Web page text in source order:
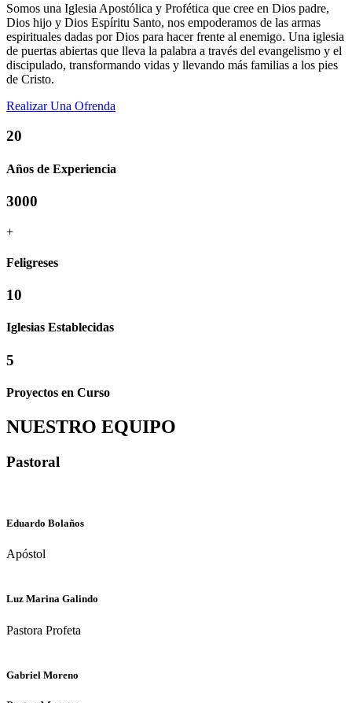
Somos una Iglesia Apostólica y Profética que cree en Dios padre,
Dios hijo y Dios Espíritu Santo, nos empoderamos de las armas
espirituales dadas por Dios para hacer frente al enemigo. Una iglesia
de puertas abiertas que lleva la palabra a través del evangelismo y el
discipulado, transformando vidas y llevando más familias a los pies
de Cristo.
Realizar Una Ofrenda
20
Años de Experiencia
3000
+
Feligreses
10
Iglesias Establecidas
5
Proyectos en Curso
NUESTRO EQUIPO
Pastoral
Eduardo Bolaños
Apóstol
Luz Marina Galindo
Pastora Profeta
Gabriel Moreno